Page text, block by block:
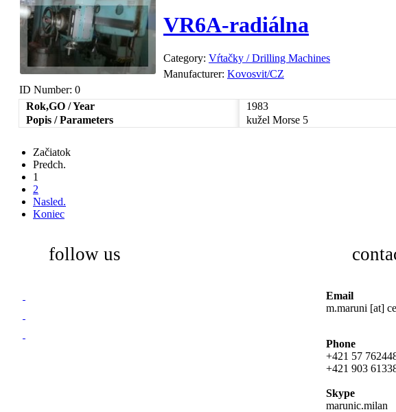
VR6A-radiálna
Category: Vŕtačky / Drilling Machines
Manufacturer: Kovosvit/CZ
ID Number: 0
Rok,GO / Year
1983
Popis / Parameters
kužel Morse 5
Začiatok
Predch.
1
2
Nasled.
Koniec
follow us
Email
m.maruni [at]
Phone
+421 57
+421 903
Skype
marunic.milan